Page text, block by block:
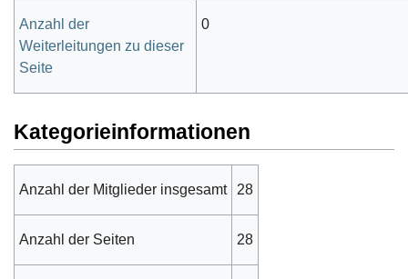
Anzahl der
Weiterleitungen zu dieser
Seite
0
Kategorieinformationen
Anzahl der Mitglieder insgesamt 28
Anzahl der Seiten 28